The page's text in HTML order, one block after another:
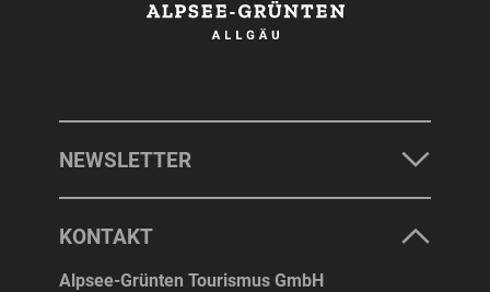
NEWSLETTER
KONTAKT
Alpsee-Grünten Tourismus GmbH